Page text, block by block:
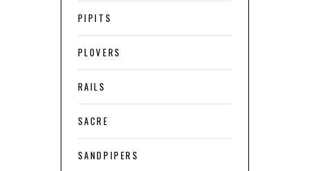
PIPITS
PLOVERS
RAILS
SACRE
SANDPIPERS